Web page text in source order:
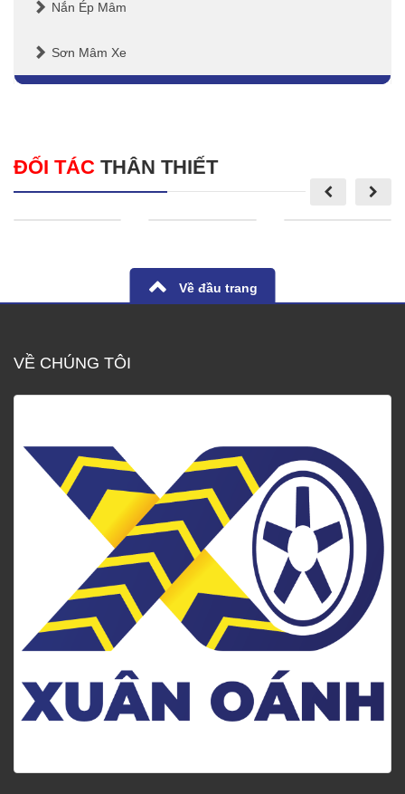
Nắn Ép Mâm
Sơn Mâm Xe
ĐỐI TÁC THÂN THIẾT
Về đầu trang
VỀ CHÚNG TÔI